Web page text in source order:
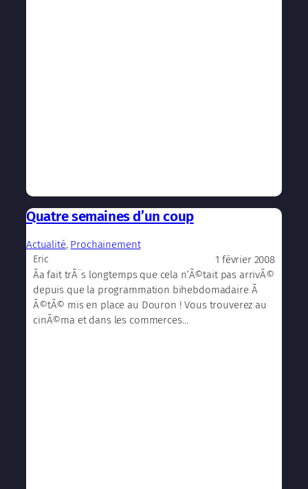
Quatre semaines d’un coup
Actualité, Prochainement
Eric
1 février 2008
Ãa fait trÃ¨s longtemps que cela n’Ã©tait pas arrivÃ©
depuis que la programmation bihebdomadaire Ã
Ã©tÃ© mis en place au Douron ! Vous trouverez au
cinÃ©ma et dans les commerces…